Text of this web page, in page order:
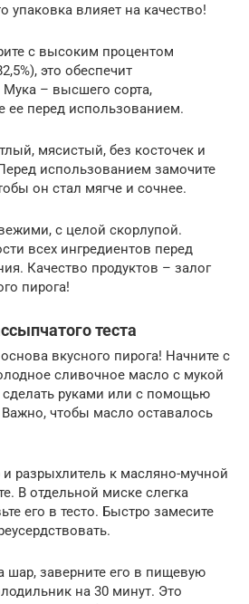
упаковка влияет на качество!
с высоким процентом
это обеспечит
Мука – высшего сорта,
ее перед использованием.
мясистый, без косточек и
использованием замочите
он стал мягче и сочнее.
с целой скорлупой.
всех ингредиентов перед
Качество продуктов – залог
пирога!
теста
вкусного пирога! Начните с
сливочное масло с мукой
руками или с помощью
чтобы масло оставалось
и разрыхлитель к масляно-мучной
В отдельной миске слегка
его в тесто. Быстро замесите
шар, заверните его в пищевую
на 30 минут. Это